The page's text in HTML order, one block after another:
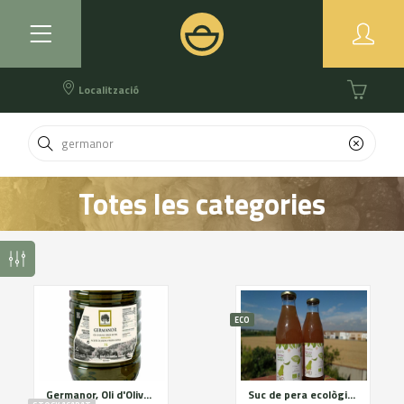
Localització
Totes les categories
Germanor, Oli d'Oliva Verge Extra d'Arbequina, garrafa de 5litres
ECO
Suc de pera ecològic Bio Golarde